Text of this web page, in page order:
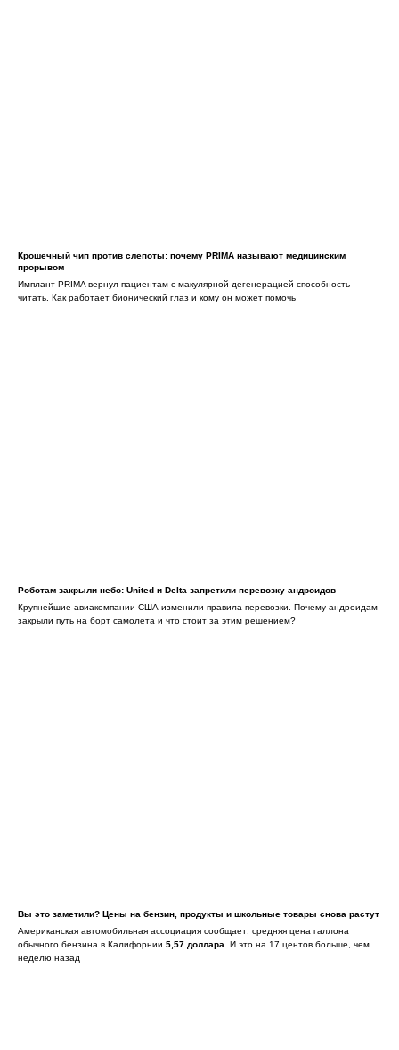
Крошечный чип против слепоты: почему PRIMA называют медицинским
прорывом
Имплант PRIMA вернул пациентам с макулярной дегенерацией способность
читать. Как работает бионический глаз и кому он может помочь
Роботам закрыли небо: United и Delta запретили перевозку андроидов
Крупнейшие авиакомпании США изменили правила перевозки. Почему андроидам
закрыли путь на борт самолета и что стоит за этим решением?
Вы это заметили? Цены на бензин, продукты и школьные товары снова растут
Американская автомобильная ассоциация сообщает: средняя цена галлона
обычного бензина в Калифорнии 5,57 доллара . И это на 17 центов больше, чем
неделю назад